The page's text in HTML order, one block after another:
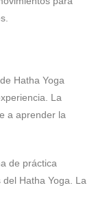
Hatha Yoga
La
a aprender la
de práctica
Hatha Yoga. La